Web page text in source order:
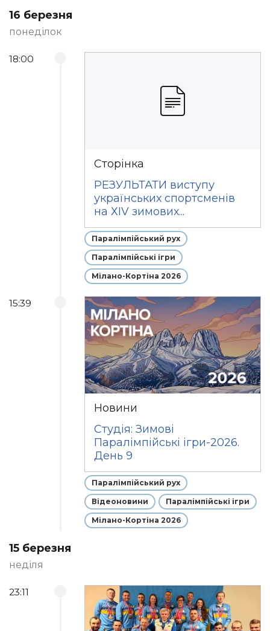
16 березня
понеділок
18:00
Сторінка
РЕЗУЛЬТАТИ виступу
українських спортсменів
на ХІV зимових...
Паралімпійський рух
Паралімпійські ігри
Мілано-Кортіна 2026
15:39
Новини
Студія: Зимові
Паралімпійські ігри-2026.
День 9
Паралімпійський рух
Відеоновини Паралімпійські ігри
Мілано-Кортіна 2026
15 березня
неділя
23:11